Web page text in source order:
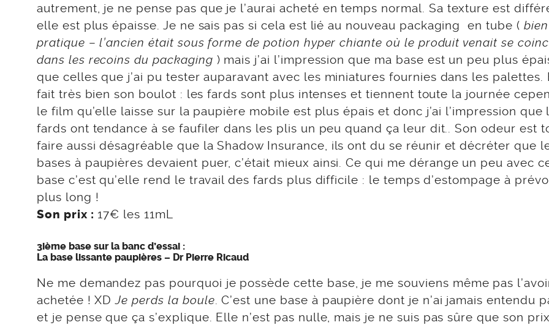
autrement, je ne pense pas que je l’aurai acheté en temps normal. Sa texture est
elle est plus épaisse. Je ne sais pas si cela est lié au nouveau packaging en tube (
pratique –l’ancien était sous forme de potion hyper chiante où le produit venait se
dans les recoins du packaging ) mais j’ai l’impression que ma base est un peu plus
que celles que j’ai pu tester auparavant avec les miniatures fournies dans les palettes.
fait très bien son boulot : les fards sont plus intenses et tiennent toute la journée
le film qu’elle laisse sur la paupière mobile est plus épais et donc j’ai l’impression que
fards ont tendance à se faufiler dans les plis un peu quand ça leur dit.. Son odeur est
faire aussi désagréable que la Shadow Insurance, ils ont du se réunir et décréter que
bases à paupières devaient puer, c’était mieux ainsi. Ce qui me dérange un peu avec
base c’est qu’elle rend le travail des fards plus difficile : le temps d’estompage à
plus long !
Son prix : 17€ les 11mL
3ième base sur la banc d’essai :
La base lissante paupières – Dr Pierre Ricaud
Ne me demandez pas pourquoi je possède cette base, je me souviens même pas
achetée ! XDJe perds la boule . C’est une base à paupière dont je n’ai jamais entendu
et je pense que ça s’explique. Elle n’est pas nulle, mais je ne suis pas sûre que son